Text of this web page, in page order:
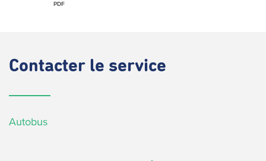
PDF
Contacter le service
Autobus